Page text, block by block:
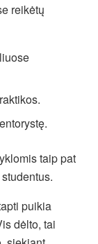
reikėtų
taip pat
puikia
dėlto, tai